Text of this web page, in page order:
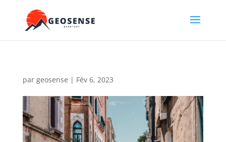
par geosense | Fév 6, 2023